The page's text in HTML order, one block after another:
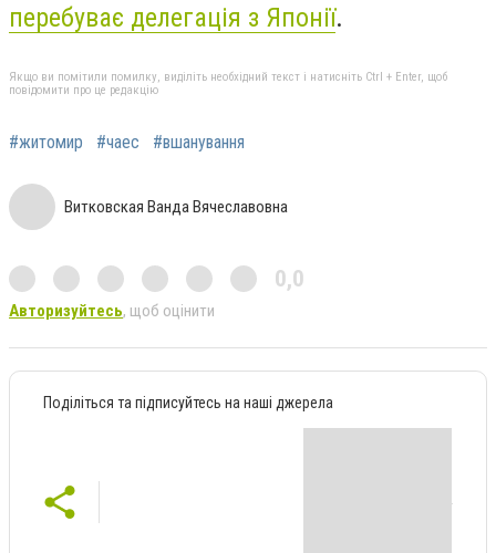
перебуває делегація з Японії.
Якщо ви помітили помилку, виділіть необхідний текст і натисніть Ctrl + Enter, щоб
повідомити про це редакцію
#житомир #чаес #вшанування
Витковская Ванда Вячеславовна
0,0
Авторизуйтесь, щоб оцінити
Поділіться та підписуйтесь на наші джерела